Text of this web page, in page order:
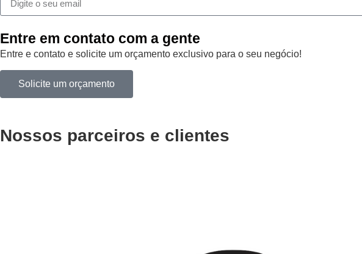
Entre em contato com a gente
Entre e contato e solicite um orçamento exclusivo para o seu negócio!
Solicite um orçamento
Nossos parceiros e clientes